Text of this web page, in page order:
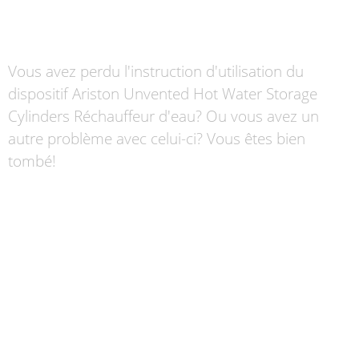
Vous avez perdu l'instruction d'utilisation du
dispositif Ariston Unvented Hot Water Storage
Cylinders Réchauffeur d'eau? Ou vous avez un
autre problème avec celui-ci? Vous êtes bien
tombé!